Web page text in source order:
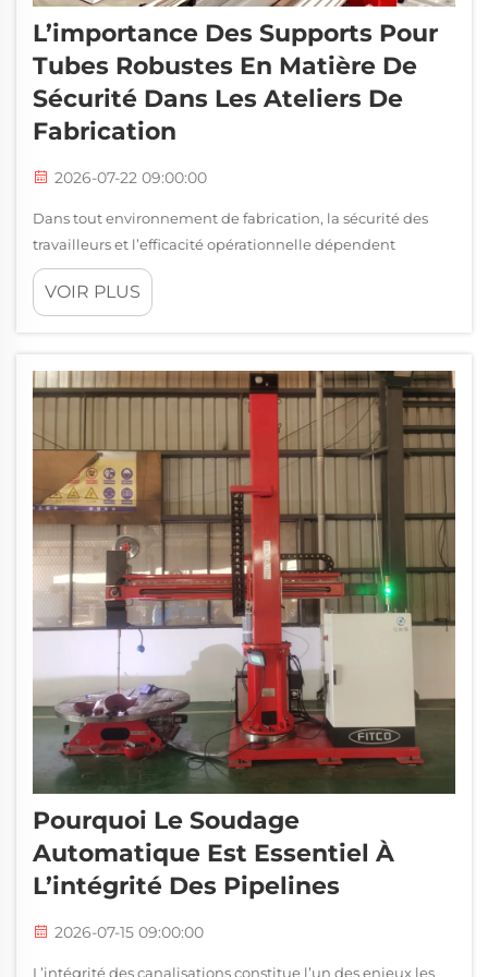
L’importance Des Supports Pour
Tubes Robustes En Matière De
Sécurité Dans Les Ateliers De
Fabrication
2026-07-22 09:00:00
Dans tout environnement de fabrication, la sécurité des
travailleurs et l’efficacité opérationnelle dépendent
fortement de la qualité des équipements utilisés pour
supporter et positionner les pièces à usiner. Parmi les outils
VOIR PLUS
Pourquoi Le Soudage
Automatique Est Essentiel À
L’intégrité Des Pipelines
2026-07-15 09:00:00
L’intégrité des canalisations constitue l’un des enjeux les